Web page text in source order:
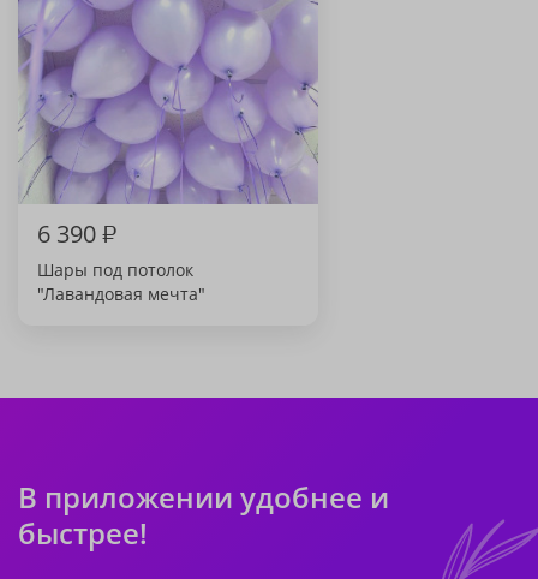
6 390₽
Шары под потолок
"Лавандовая мечта"
В приложении удобнее и
быстрее!